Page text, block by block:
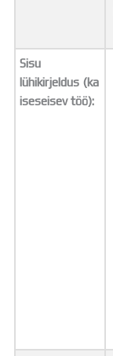
Sisu
lühikirjeldus (ka
iseseisev töö):